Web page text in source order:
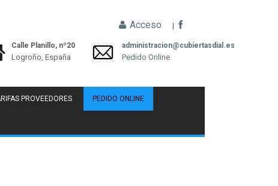
Acceso |
Calle Planillo, nº20
Logroño, España
administracion@cubiertasdial.es
Pedido Online
PROVEEDORES PEDIDO ONLINE